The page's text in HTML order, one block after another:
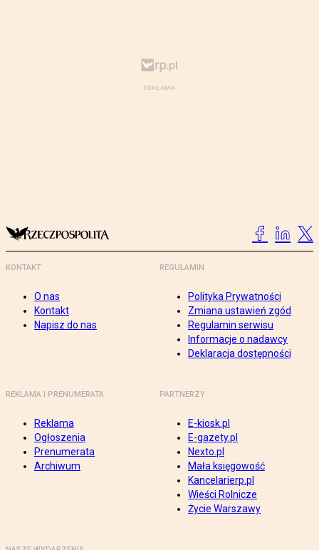
KONTAKT
O nas
Kontakt
Napisz do nas
REGULAMIN
Polityka Prywatności
Zmiana ustawień zgód
Regulamin serwisu
Informacje o nadawcy
Deklaracja dostępności
REKLAMA I PRENUMERATA
Reklama
Ogłoszenia
Prenumerata
Archiwum
PARTNERZY
E-kiosk.pl
E-gazety.pl
Nexto.pl
Mała księgowość
Kancelarierp.pl
Wieści Rolnicze
Życie Warszawy